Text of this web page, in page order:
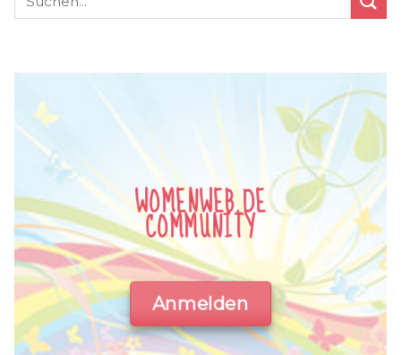
WOMENWEB.DE
COMMUNITY
Anmelden